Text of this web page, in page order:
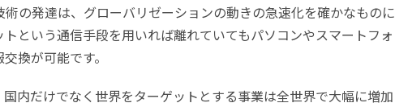
の発達は、グローバリゼーションの動きの急速化を確かなものに
という通信手段を用いれば離れていてもパソコンやスマートフォ
換が可能です。
内だけでなく世界をターゲットとする事業は全世界で大幅に増加